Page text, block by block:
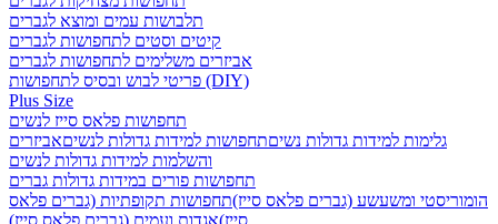
תלבושות עמים ומוצא לגברים
קיטים וסטים לתחפושות לגברים
אביזרים משלימים לתחפושות לגברים
פריטי לבוש ובסיס לתחפושות (DIY)
Plus Size
תחפושות פלאס סייז לנשים
גלימות למידות גדולות נשיםתחפושות למידות גדולות לנשיםאביזרים
והשלמות למידות גדולות לנשים
תחפושות פורים במידות גדולות גברים
הומוריסטי ומשעשע (גברים פלאס סייז)תחפושות תקופתיות (גברים פלאס
סייז)אגדות ועמים (גברים פלאס סייז)